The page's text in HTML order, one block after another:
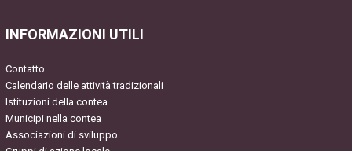
INFORMAZIONI UTILI
Contatto
Calendario delle attività tradizionali
Istituzioni della contea
Municipi nella contea
Associazioni di sviluppo